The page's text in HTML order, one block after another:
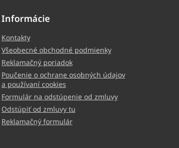
Informácie
Kontakty
Všeobecné obchodné podmienky
Reklamačný poriadok
Poučenie o ochrane osobných údajov
a používaní cookies
Formulár na odstúpenie od zmluvy
Odstúpiť od zmluvy tu
Reklamačný formulár